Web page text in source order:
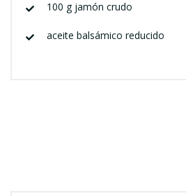
100 g jamón crudo
aceite balsámico reducido